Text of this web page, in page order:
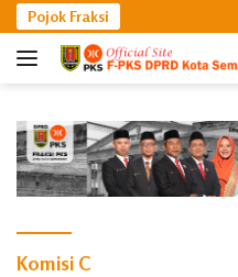
Langsung
ke
konten
Pojok Fraksi
Komisi C